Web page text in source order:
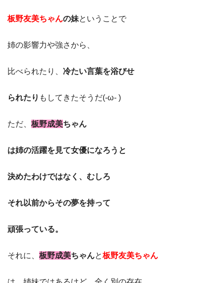
板野友美ちゃんの妹ということで
姉の影響力や強さから、
比べられたり、 冷たい言葉を浴びせ
られたり もしてきたそうだ(-ω- )
ただ、 板野成美ちゃん
は姉の活躍を見て女優になろうと
決めたわけではなく、むしろ
それ以前からその夢を持って
頑張っている。
それに、 板野成美ちゃんと板野友美ちゃん